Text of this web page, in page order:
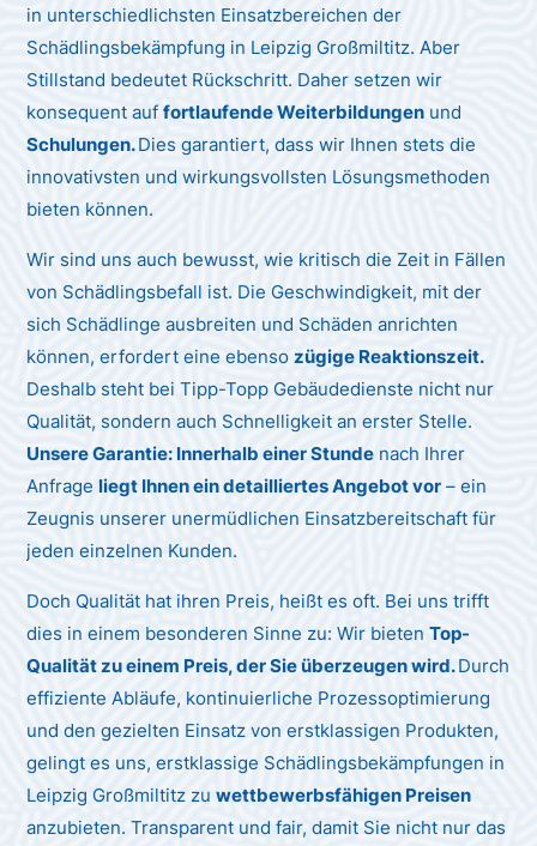
in unterschiedlichsten Einsatzbereichen der
Schädlingsbekämpfung in Leipzig Großmiltitz. Aber
Stillstand bedeutet Rückschritt. Daher setzen wir
konsequent auffortlaufende Weiterbildungen und
Schulungen.Dies garantiert, dass wir Ihnen stets die
innovativsten und wirkungsvollsten Lösungsmethoden
bieten können.
Wir sind uns auch bewusst, wie kritisch die Zeit in Fällen
von Schädlingsbefall ist. Die Geschwindigkeit, mit der
sich Schädlinge ausbreiten und Schäden anrichten
können, erfordert eine ebensozügige Reaktionszeit.
Deshalb steht bei Tipp-Topp Gebäudedienste nicht nur
Qualität, sondern auch Schnelligkeit an erster Stelle.
Unsere Garantie: Innerhalb einer Stunde nach Ihrer
Anfrage liegt Ihnen ein detailliertes Angebot vor – ein
Zeugnis unserer unermüdlichen Einsatzbereitschaft für
jeden einzelnen Kunden.
Doch Qualität hat ihren Preis, heißt es oft. Bei uns trifft
dies in einem besonderen Sinne zu: Wir bietenTop-
Qualität zu einem Preis, der Sie überzeugen wird.Durch
effiziente Abläufe, kontinuierliche Prozessoptimierung
und den gezielten Einsatz von erstklassigen Produkten,
gelingt es uns, erstklassige Schädlingsbekämpfungen in
Leipzig Großmiltitz zuwettbewerbsfähigen Preisen
anzubieten. Transparent und fair, damit Sie nicht nur das